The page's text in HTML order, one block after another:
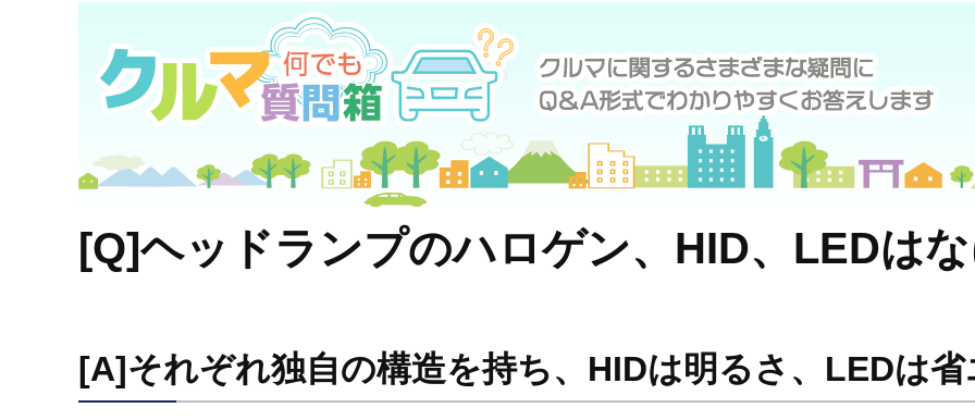
[Q]ヘッドランプのハロゲン、HID、LEDは
[A]それぞれ独自の構造を持ち、HIDは明るさ、LEDは